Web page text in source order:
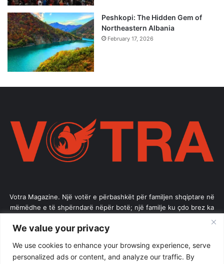
We value your privacy
We use cookies to enhance your browsing experience, serve
personalized ads or content, and analyze our traffic. By
Peshkopi: The Hidden Gem of
Northeastern Albania
February 17, 2026
Votra Magazine. Një votër e përbashkët për familjen shqiptare në
mëmëdhe e të shpërndarë nëpër botë; një familje ku çdo brez ka
Enter
your